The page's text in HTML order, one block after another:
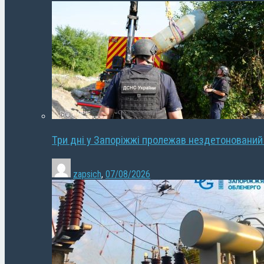
Три дні у Запоріжжі пролежав
zapsich, 07/08/2026